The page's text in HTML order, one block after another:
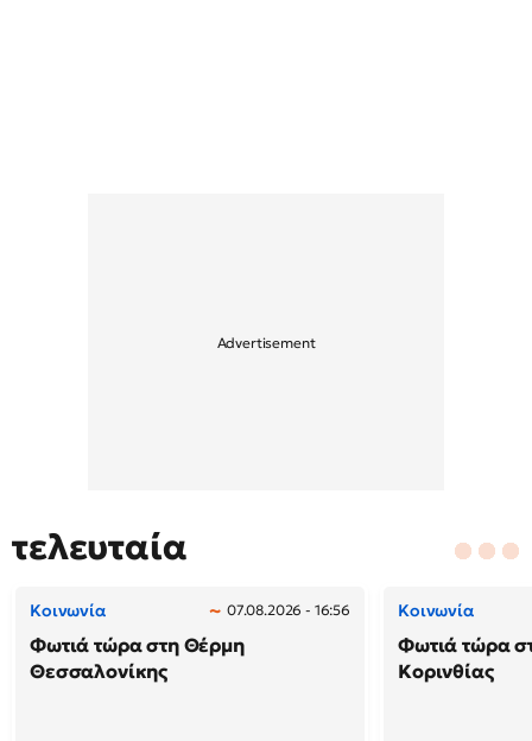
τελευταία
Κοινωνία 07.08.2026 - 16:56
Φωτιά τώρα στη Θέρμη
Θεσσαλονίκης
Κοινωνία
Φωτιά τώρα
Κορινθίας